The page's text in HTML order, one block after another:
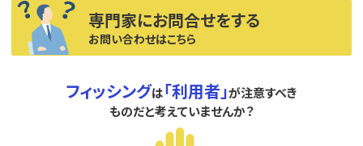
専門家にお問合せをする
お問い合わせはこちら
フィッシングは「利用者」が注意すべき
ものだと考えていませんか？